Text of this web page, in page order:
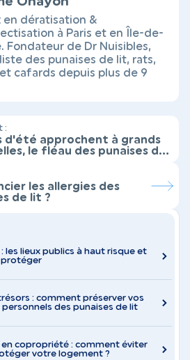
en dératisation &
à Paris et en Île-de-
Fondateur de Dr Nuisibles,
des punaises de lit, rats,
cafards depuis plus de 9
:
d'été approchent à grands
le fléau des punaises de
les allergies des
de lit ?
les lieux publics à haut risque et
protéger
: comment préserver vos
des punaises de lit
en copropriété : comment éviter
votre logement ?